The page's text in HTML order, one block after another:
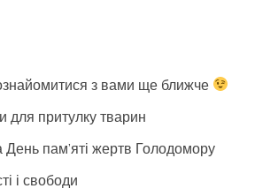
з вами ще ближче
для притулку тварин
День пам’яті жертв Голодомору
і свободи